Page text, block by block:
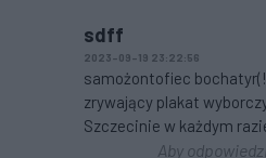
sdff
2023-09-19 23:22:56
samożontofiec
zrywający plakat
Szczecinie w każdym
Aby